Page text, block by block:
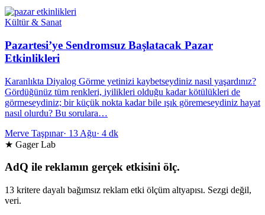
Kültür & Sanat
Pazartesi’ye Sendromsuz Başlatacak Pazar
Etkinlikleri
Karanlıkta Diyalog Görme yetinizi kaybetseydiniz nasıl yaşardınız?
Gördüğünüz tüm renkleri, iyilikleri olduğu kadar kötülükleri de
görmeseydiniz; bir küçük nokta kadar bile ışık göremeseydiniz hayat
nasıl olurdu? Bu sorulara…
Merve Taşpınar· 13 Ağu· 4 dk
★ Gager Lab
AdQ ile reklamın gerçek etkisini ölç.
13 kritere dayalı bağımsız reklam etki ölçüm altyapısı. Sezgi değil,
veri.